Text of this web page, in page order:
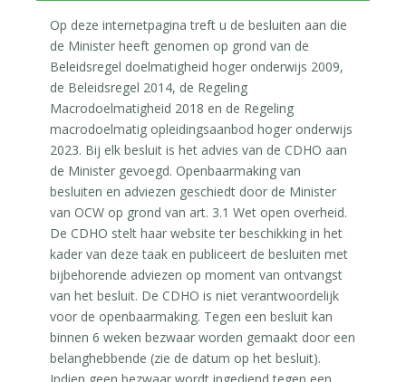
Op deze internetpagina treft u de besluiten aan die
de Minister heeft genomen op grond van de
Beleidsregel doelmatigheid hoger onderwijs 2009,
de Beleidsregel 2014, de Regeling
Macrodoelmatigheid 2018 en de Regeling
macrodoelmatig opleidingsaanbod hoger onderwijs
2023. Bij elk besluit is het advies van de CDHO aan
de Minister gevoegd. Openbaarmaking van
besluiten en adviezen geschiedt door de Minister
van OCW op grond van art. 3.1 Wet open overheid.
De CDHO stelt haar website ter beschikking in het
kader van deze taak en publiceert de besluiten met
bijbehorende adviezen op moment van ontvangst
van het besluit. De CDHO is niet verantwoordelijk
voor de openbaarmaking. Tegen een besluit kan
binnen 6 weken bezwaar worden gemaakt door een
belanghebbende (zie de datum op het besluit).